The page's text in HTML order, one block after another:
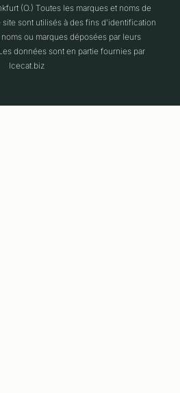
(O.) Toutes les marques et noms de
site sont utilisés à des fins d'identification
ou marques déposées par leurs
données sont en partie fournies par
Icecat.biz